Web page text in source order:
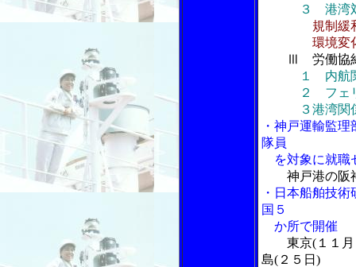
３ 港湾
規制緩
環境変化
Ⅲ 労働協
１ 内航
２ フェリ
３港湾関
・神戸運輸監
隊員
を対象に就職
神戸港の阪
・日本船舶技
国５
か所で開催
東京(１１
島(２５日)